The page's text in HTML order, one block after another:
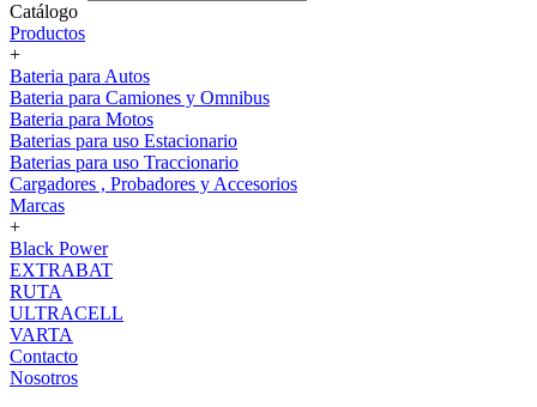
Catálogo
Productos
+
Bateria para Autos
Bateria para Camiones y Omnibus
Bateria para Motos
Baterias para uso Estacionario
Baterias para uso Traccionario
Cargadores , Probadores y Accesorios
Marcas
+
Black Power
EXTRABAT
RUTA
ULTRACELL
VARTA
Contacto
Nosotros